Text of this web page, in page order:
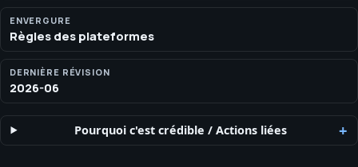
et communautés appliquent des règles différentes.
ENVERGURE
Règles des plateformes
DERNIÈRE RÉVISION
2026-06
Pourquoi c'est crédible /Actions liées